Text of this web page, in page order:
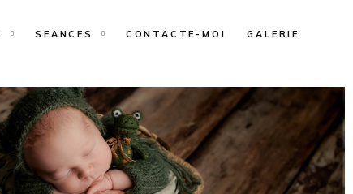
SEANCES CONTACTE-MOI GALERIE